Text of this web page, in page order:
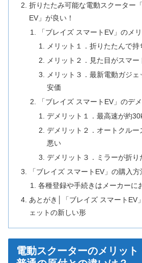
折りたたみ可能な電動スクーター
EV」が良い！
「ブレイズ スマートEV」のメ
メリット１．折りたたんで持
メリット２．見た目がスマー
メリット３．最新電動ガジ
安価
「ブレイズ スマートEV」のデ
デメリット１．最高速が約
デメリット２．オートクルー
悪い
デメリット３．ミラーが折り
「ブレイズ スマートEV」の購入
各種登録や手続きはメーカーに
あとがき│「ブレイズ スマートEV
ェットの新しい形
電動スクーターのメリット